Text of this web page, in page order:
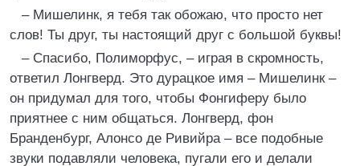
– Мишелинк, я тебя так обожаю, что просто нет
слов! Ты друг, ты настоящий друг с большой буквы!
– Спасибо, Полиморфус, – играя в скромность,
ответил Лонгверд. Это дурацкое имя – Мишелинк –
он придумал для того, чтобы Фонгиферу было
приятнее с ним общаться. Лонгверд, фон
Бранденбург, Алонсо де Ривийра – все подобные
звуки подавляли человека, пугали его и делали